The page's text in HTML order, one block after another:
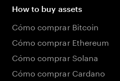
How to buy assets
Cómo comprar Bitcoin
Cómo comprar Ethereum
Cómo comprar Solana
Cómo comprar Cardano